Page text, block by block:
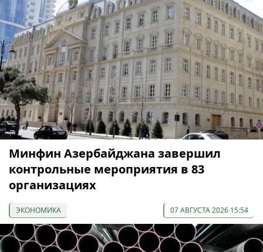
Минфин Азербайджана завершил
контрольные мероприятия в 83
организациях
ЭКОНОМИКА 07 АВГУСТА 2026 15:54